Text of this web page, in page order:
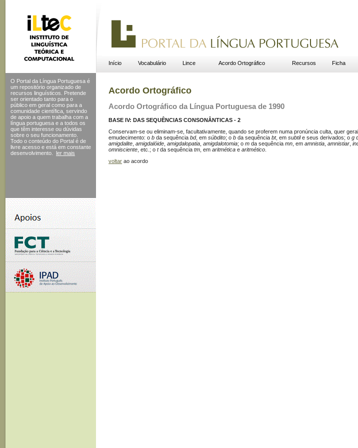
Início Vocabulário Lince Acordo Ortográfico Recursos Ficha
O Portal da Língua Portuguesa é
um repositório organizado de
recursos linguísticos. Pretende
ser orientado tanto para o
público em geral como para a
comunidade científica, servindo
de apoio a quem trabalha com a
língua portuguesa e a todos os
que têm interesse ou dúvidas
sobre o seu funcionamento.
Todo o conteúdo do Portal é de
livre acesso e está em constante
desenvolvimento.
ler mais
Acordo Ortográfico
Acordo Ortográfico da Língua Portuguesa de 1990
BASE IV: DAS SEQUÊNCIAS CONSONÂNTICAS - 2
Conservam-se ou eliminam-se, facultativamente, quando se proferem numa pronúncia culta, quer
emudecimento: o b da sequência bd, em súbdito; o b da sequência bt, em subtile seus derivados; o g
amigdalite amigdalóide amigdalopatia amigdalotomia; o m da sequência mn , em amnistia amnistiar
omnisciente , etc.; o tda sequência tm , em aritmética e aritmético
voltar ao acordo